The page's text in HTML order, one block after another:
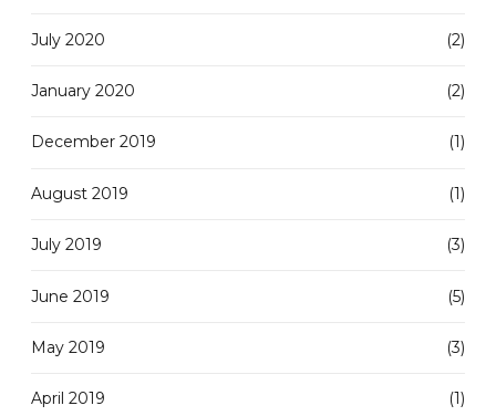
July 2020 (2)
January 2020 (2)
December 2019 (1)
August 2019 (1)
July 2019 (3)
June 2019 (5)
May 2019 (3)
April 2019 (1)